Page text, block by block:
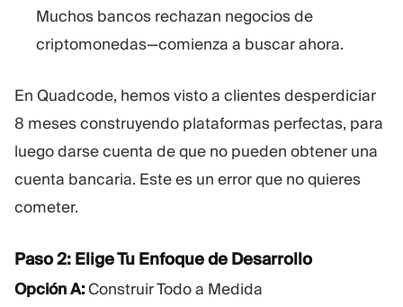
Muchos bancos rechazan negocios de
criptomonedas—comienza a buscar ahora.
En Quadcode, hemos visto a clientes desperdiciar
8 meses construyendo plataformas perfectas, para
luego darse cuenta de que no pueden obtener una
cuenta bancaria. Este es un error que no quieres
cometer.
Paso 2: Elige Tu Enfoque de Desarrollo
Opción A:Construir Todo a Medida